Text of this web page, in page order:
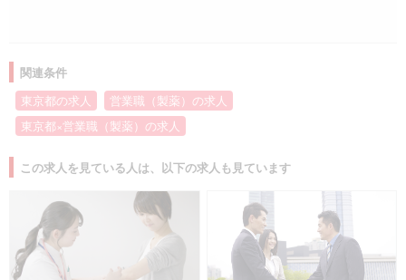
関連条件
東京都の求人
営業職（製薬）の求人
東京都×営業職（製薬）の求人
この求人を見ている人は、以下の求人も見ています